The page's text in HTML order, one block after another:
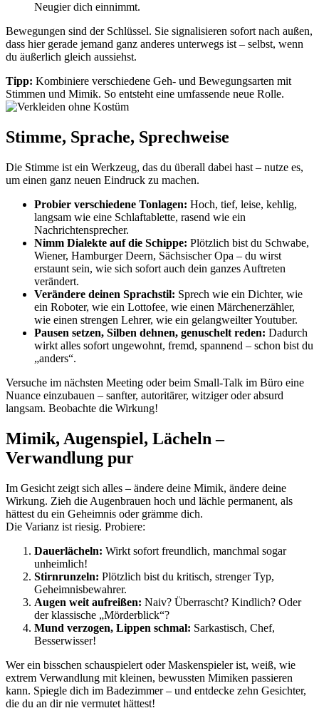
Neugier dich einnimmt.
Bewegungen sind der Schlüssel. Sie signalisieren sofort nach außen,
dass hier gerade jemand ganz anderes unterwegs ist – selbst, wenn
du äußerlich gleich aussiehst.
Tipp: Kombiniere verschiedene Geh- und Bewegungsarten mit
Stimmen und Mimik. So entsteht eine umfassende neue Rolle.
Stimme, Sprache, Sprechweise
Die Stimme ist ein Werkzeug, das du überall dabei hast – nutze es,
um einen ganz neuen Eindruck zu machen.
Probier verschiedene Tonlagen: Hoch, tief, leise, kehlig,
langsam wie eine Schlaftablette, rasend wie ein
Nachrichtensprecher.
Nimm Dialekte auf die Schippe: Plötzlich bist du Schwabe,
Wiener, Hamburger Deern, Sächsischer Opa – du wirst
erstaunt sein, wie sich sofort auch dein ganzes Auftreten
verändert.
Verändere deinen Sprachstil: Sprech wie ein Dichter, wie
ein Roboter, wie ein Lottofee, wie einen Märchenerzähler,
wie einen strengen Lehrer, wie ein gelangweilter Youtuber.
Pausen setzen, Silben dehnen, genuschelt reden: Dadurch
wirkt alles sofort ungewohnt, fremd, spannend – schon bist du
„anders“.
Versuche im nächsten Meeting oder beim Small-Talk im Büro eine
Nuance einzubauen – sanfter, autoritärer, witziger oder absurd
langsam. Beobachte die Wirkung!
Mimik, Augenspiel, Lächeln –
Verwandlung pur
Im Gesicht zeigt sich alles – ändere deine Mimik, ändere deine
Wirkung. Zieh die Augenbrauen hoch und lächle permanent, als
hättest du ein Geheimnis oder grämme dich.
Die Varianz ist riesig. Probiere:
Dauerlächeln: Wirkt sofort freundlich, manchmal sogar
unheimlich!
Stirnrunzeln: Plötzlich bist du kritisch, strenger Typ,
Geheimnisbewahrer.
Augen weit aufreißen: Naiv? Überrascht? Kindlich? Oder
der klassische „Mörderblick“?
Mund verzogen, Lippen schmal: Sarkastisch, Chef,
Besserwisser!
Wer ein bisschen schauspielert oder Maskenspieler ist, weiß, wie
extrem Verwandlung mit kleinen, bewussten Mimiken passieren
kann. Spiegle dich im Badezimmer – und entdecke zehn Gesichter,
die du an dir nie vermutet hättest!